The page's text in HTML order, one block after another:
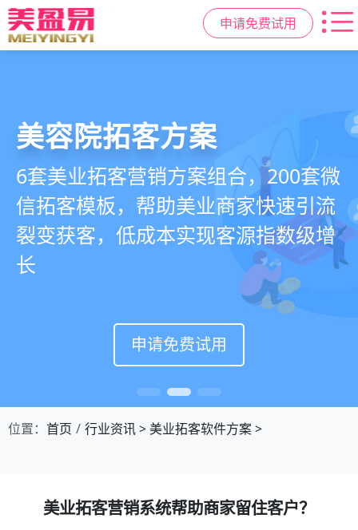
申请免费试用
美业拓客，就用 美盈易
美业全域引流获客+私域运营增长方
案，一站式解决美业门店拓、留、
锁、升难题
申请免费试用
美容院拓客方案
6套美业拓客营销方案组合，200套微
信拓客模板，帮助美业商家快速引流
裂变获客，低成本实现客源指数级增
长
申请免费试用
美业私域运营scrm
从拉新、转化、复购到裂变转介绍面
面俱到，赋能美容顾问销售，实现客
户、业绩
持续增长
申请免费试用
位置： 首页 行业资讯>美业拓客软件方案>
美业拓客营销系统帮助商家留住客户？